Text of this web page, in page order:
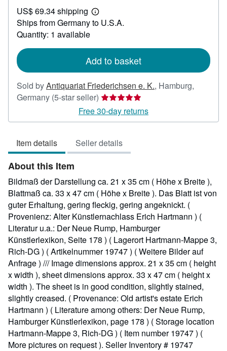
416.64
US$ 69.34 shipping
Learn
more
Ships from Germany to U.S.A.
Quantity: 1 available
Add to basket
Sold byAntiquariat Friederichsen e. K., Hamburg,
Germany (5-star seller) Seller
rating
5
of
5
Free 30-day returns
Item details Seller details
About this Item
Bildmaß der Darstellung ca. 21 x 35 cm ( Höhe x Breite ),
Blattmaß ca. 33 x 47 cm ( Höhe x Breite ). Das Blatt ist von
guter Erhaltung, gering fleckig, gering angeknickt. (
Provenienz: Alter Künstlernachlass Erich Hartmann ) (
Literatur u.a.: Der Neue Rump, Hamburger
Künstlerlexikon, Seite 178 ) ( Lagerort Hartmann-Mappe 3,
Rich-DG ) ( Artikelnummer 19747 ) ( Weitere Bilder auf
Anfrage ) /// Image dimensions approx. 21 x 35 cm ( height
x width ), sheet dimensions approx. 33 x 47 cm ( height x
width ). The sheet is in good condition, slightly stained,
slightly creased. ( Provenance: Old artist's estate Erich
Hartmann ) ( Literature among others: Der Neue Rump,
Hamburger Künstlerlexikon, page 178 ) ( Storage location
Hartmann-Mappe 3, Rich-DG ) ( Item number 19747 ) (
More pictures on request ). Seller Inventory # 19747